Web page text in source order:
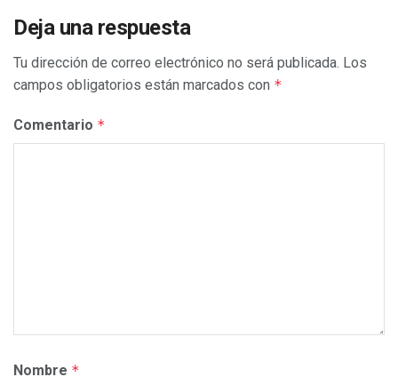
Deja una respuesta
Tu dirección de correo electrónico no será publicada. Los
campos obligatorios están marcados con *
Comentario *
Nombre *